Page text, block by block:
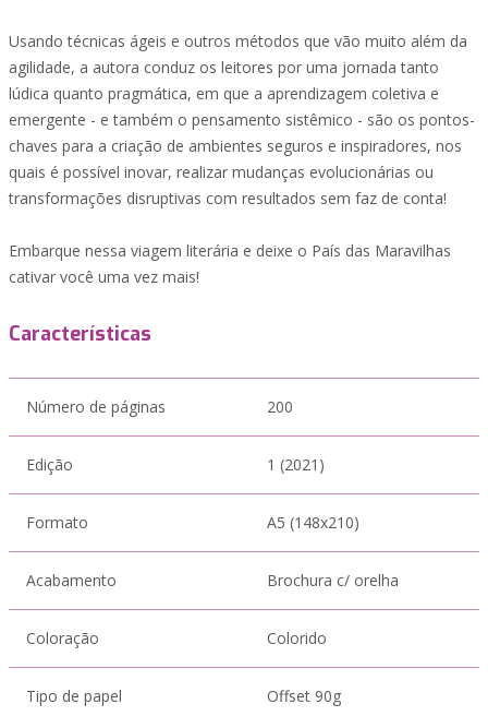
Usando técnicas ágeis e outros métodos que vão muito além da
agilidade, a autora conduz os leitores por uma jornada tanto
lúdica quanto pragmática, em que a aprendizagem coletiva e
emergente - e também o pensamento sistêmico - são os pontos-
chaves para a criação de ambientes seguros e inspiradores, nos
quais é possível inovar, realizar mudanças evolucionárias ou
transformações disruptivas com resultados sem faz de conta!
Embarque nessa viagem literária e deixe o País das Maravilhas
cativar você uma vez mais!
Características
Número de páginas 200
Edição 1 (2021)
Formato A5 (148x210)
Acabamento Brochura c/ orelha
Coloração Colorido
Tipo de papel Offset 90g